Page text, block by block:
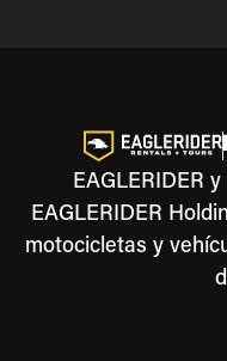
EAGLERIDER
EAGLERIDER
motocicletas y